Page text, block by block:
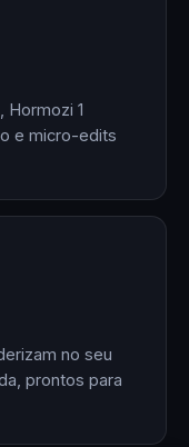
Hormozi 1
e micro-edits
no seu
prontos para